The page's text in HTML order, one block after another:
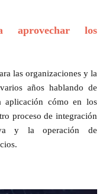
aprovechar los
las organizaciones y la
años hablando de
aplicación cómo en los
proceso de integración
y la operación de